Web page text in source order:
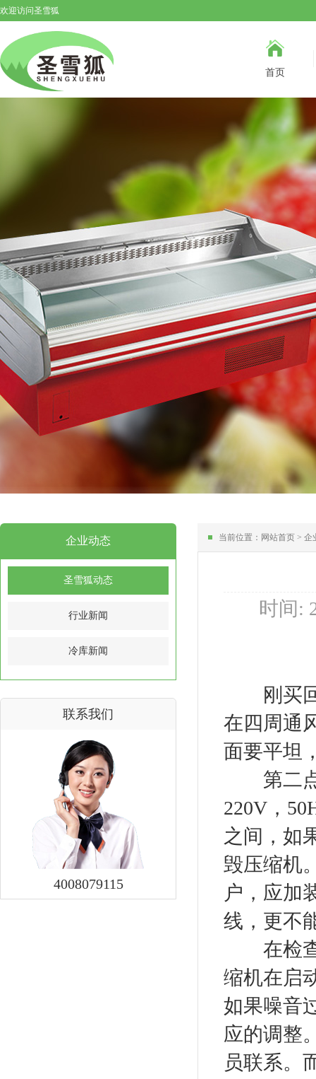
欢迎访问圣雪狐
首页
企业动态
圣雪狐动态
行业新闻
冷库新闻
联系我们
4008079115
当前位置： 网站首页 > 企
时间:
刚买
在四周通
面要平坦
第二点
220V，
之间，如
毁压缩机
户，应加
线，更不
在检查
缩机在启
如果噪音
应的调整
员联系。